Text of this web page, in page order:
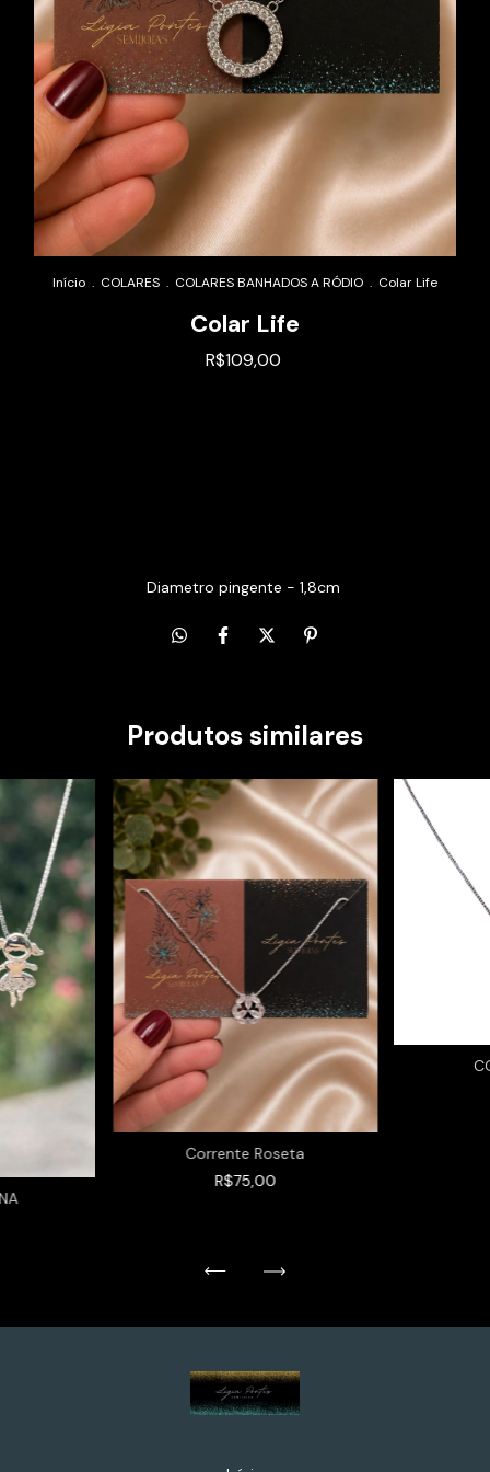
Início . COLARES . COLARES BANHADOS A RÓDIO . Colar Life
Colar Life
R$109,00
Diametro pingente - 1,8cm
Produtos similares
Corrente Roseta
R$75,00